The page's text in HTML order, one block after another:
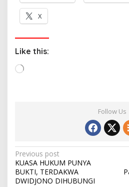
X
Like this:
…
Follow Us
P
o
Previous post
KUASA HUKUM PUNYA
BUKTI, TERDAKWA
DWIDJONO DIHUBUNGI